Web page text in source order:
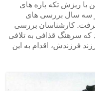
در سطح زمین با ریزش تکه پاره های
سه سال بررسی های
گرفت. کارشناسان بررسی
که سرهنگ قذافی به تلافی
فرزندش، اقدام به این